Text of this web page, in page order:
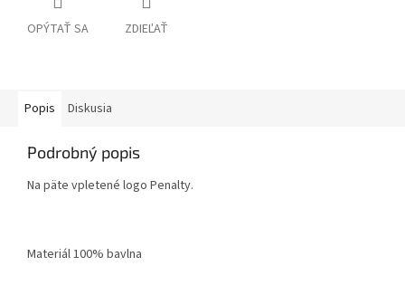
OPÝTAŤ SA ZDIEĽAŤ
Popis Diskusia
Podrobný popis
Na päte vpletené logo Penalty.
Materiál 100% bavlna